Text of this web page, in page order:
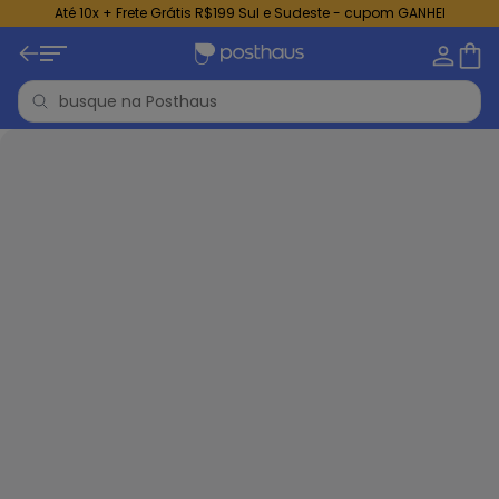
Até 10x + Frete Grátis R$199 Sul e Sudeste - cupom GANHEI